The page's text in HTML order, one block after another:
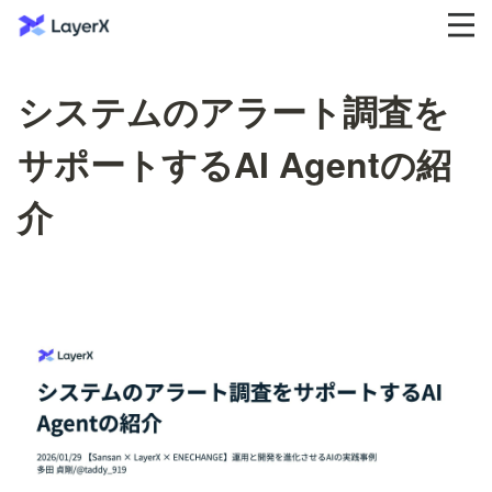
システムのアラート調査を
サポートするAI Agentの紹
介